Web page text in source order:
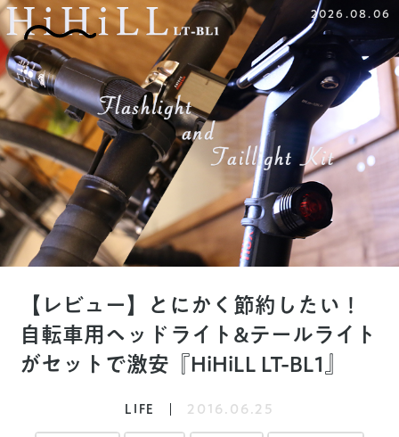
2026.08.06
【レビュー】とにかく節約したい！
自転車用ヘッドライト&テールライト
がセットで激安『HiHiLL LT-BL1』
LIFE 2016.06.25